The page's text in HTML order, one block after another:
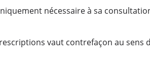
nécessaire à sa
vaut contrefaçon au sens